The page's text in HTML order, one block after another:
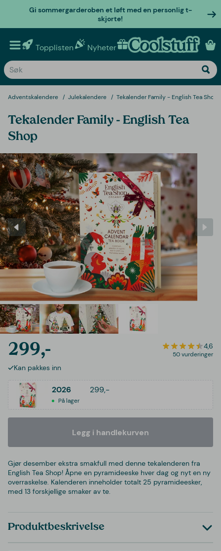
Gi sommergarderoben et løft med en personlig t-
skjorte!
Topplisten Nyheter Personlige gaver
Adventskalendere Julekalendere Tekalender Family - English Tea Shop
Tekalender Family - English Tea
Shop
299,- 4,6
50 vurderinger
Kan pakkes inn
2026 299,-
På lager
Legg i handlekurven
Gjør desember ekstra smakfull med denne tekalenderen fra
English Tea Shop! Åpne en pyramideeske hver dag og nyt en ny
overraskelse. Kalenderen inneholder totalt 25 pyramideesker,
med 13 forskjellige smaker av te.
Produktbeskrivelse